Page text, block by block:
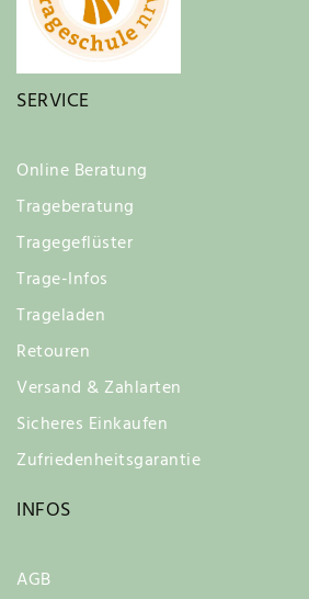
SERVICE
Online Beratung
Trageberatung
Tragegeflüster
Trage-Infos
Trageladen
Retouren
Versand & Zahlarten
Sicheres Einkaufen
Zufriedenheitsgarantie
INFOS
AGB